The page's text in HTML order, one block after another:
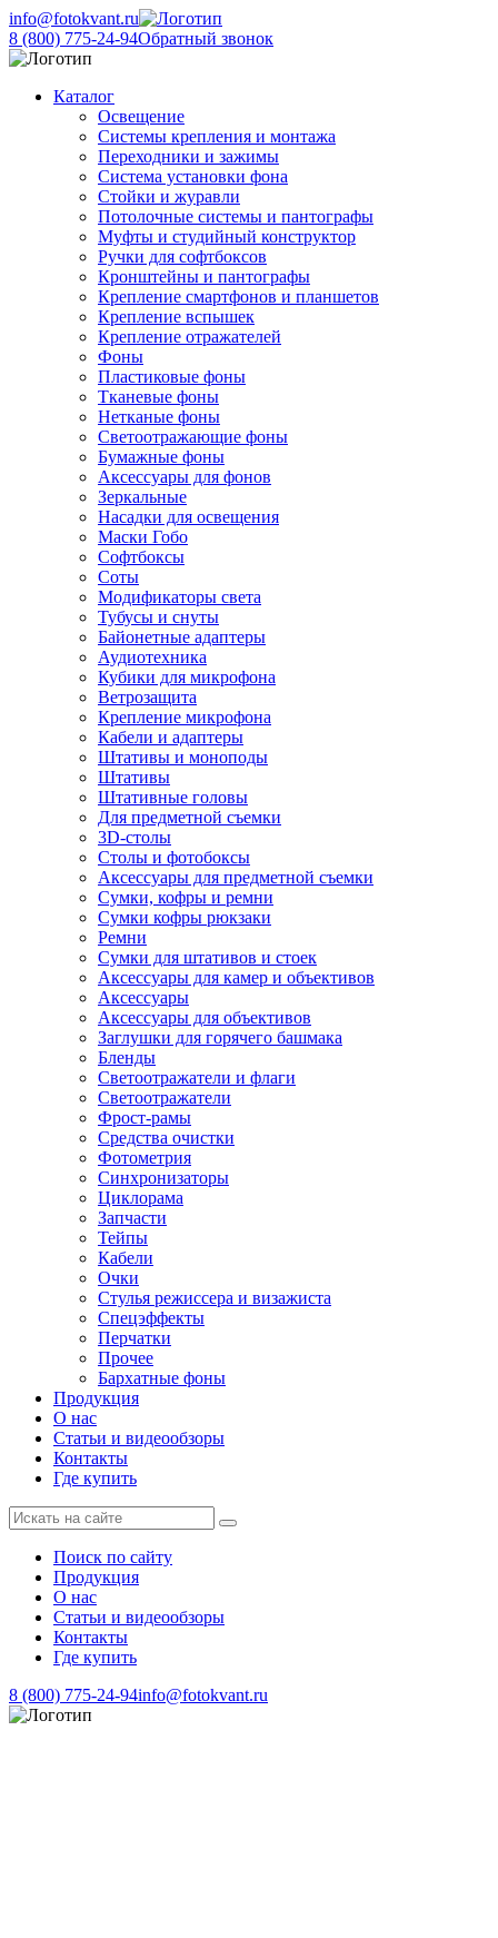
info@fotokvant.ru
8 (800) 775-24-94Обратный звонок
Каталог
Освещение
Системы крепления и монтажа
Переходники и зажимы
Система установки фона
Стойки и журавли
Потолочные системы и пантографы
Муфты и студийный конструктор
Ручки для софтбоксов
Кронштейны и пантографы
Крепление смартфонов и планшетов
Крепление вспышек
Крепление отражателей
Фоны
Пластиковые фоны
Тканевые фоны
Нетканые фоны
Светоотражающие фоны
Бумажные фоны
Аксессуары для фонов
Зеркальные
Насадки для освещения
Маски Гобо
Софтбоксы
Соты
Модификаторы света
Тубусы и снуты
Байонетные адаптеры
Аудиотехника
Кубики для микрофона
Ветрозащита
Крепление микрофона
Кабели и адаптеры
Штативы и моноподы
Штативы
Штативные головы
Для предметной съемки
3D-столы
Столы и фотобоксы
Аксессуары для предметной съемки
Сумки, кофры и ремни
Сумки кофры рюкзаки
Ремни
Сумки для штативов и стоек
Аксессуары для камер и объективов
Аксессуары
Аксессуары для объективов
Заглушки для горячего башмака
Бленды
Светоотражатели и флаги
Светоотражатели
Фрост-рамы
Средства очистки
Фотометрия
Синхронизаторы
Циклорама
Запчасти
Тейпы
Кабели
Очки
Стулья режиссера и визажиста
Спецэффекты
Перчатки
Прочее
Бархатные фоны
Продукция
О нас
Статьи и видеообзоры
Контакты
Где купить
Поиск по сайту
Продукция
О нас
Статьи и видеообзоры
Контакты
Где купить
8 (800) 775-24-94info@fotokvant.ru